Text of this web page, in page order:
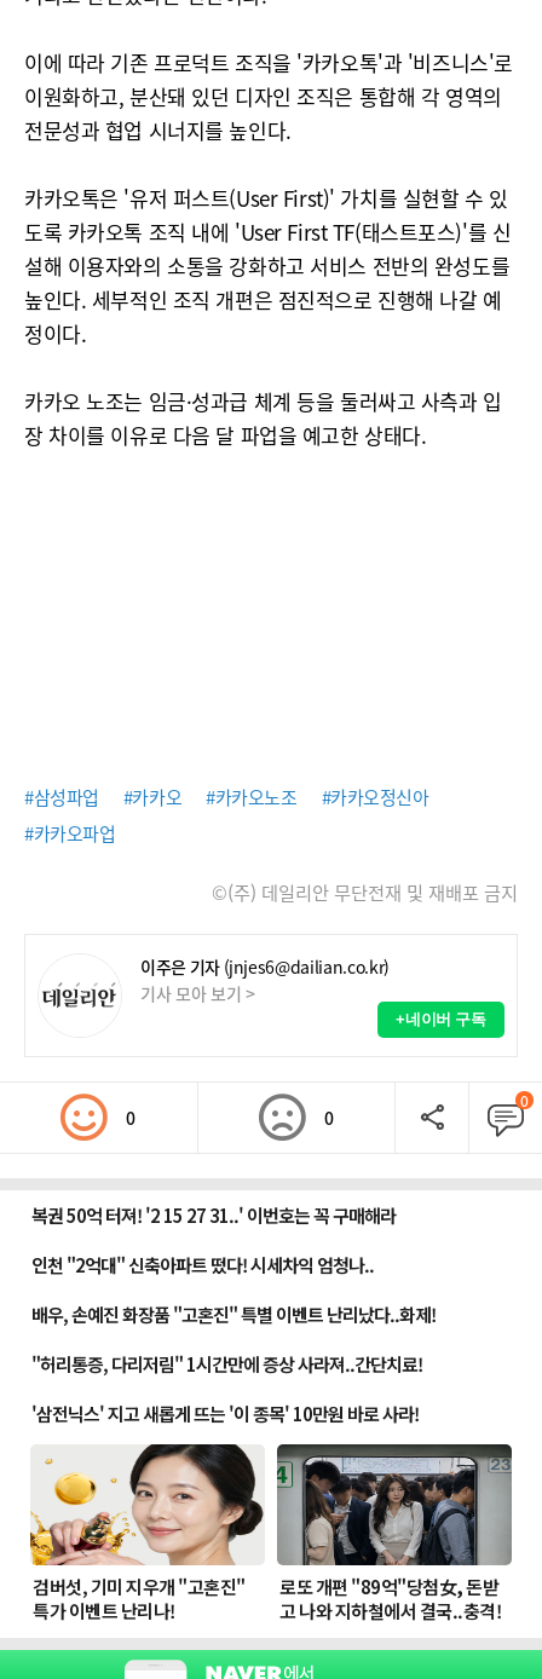
이에 따라 기존 프로덕트 조직을 '카카오톡'과 '비즈니스'로
이원화하고, 분산돼 있던 디자인 조직은 통합해 각 영역의
전문성과 협업 시너지를 높인다.
카카오톡은 '유저 퍼스트(User First)' 가치를 실현할 수 있
도록 카카오톡 조직 내에 'User First TF(태스트포스)'를 신
설해 이용자와의 소통을 강화하고 서비스 전반의 완성도를
높인다. 세부적인 조직 개편은 점진적으로 진행해 나갈 예
정이다.
카카오 노조는 임금·성과급 체계 등을 둘러싸고 사측과 입
장 차이를 이유로 다음 달 파업을 예고한 상태다.
#삼성파업 #카카오 #카카오노조
#카카오정신아
#카카오파업
©(주) 데일리안 무단전재 및 재배포 금지
이주은 기자 (jnjes6@dailian.co.kr)
기사 모아 보기 >
+네이버 구독
0 0
0